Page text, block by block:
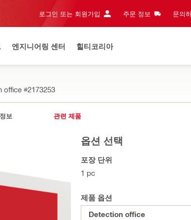
로그인 또는 회원가입 주문 정보 문의
엔지니어링 센터 힐티코리아
office #2173253
보 관련 제품
옵션 선택
포장 단위
1 pc
제품 옵션
Detection office